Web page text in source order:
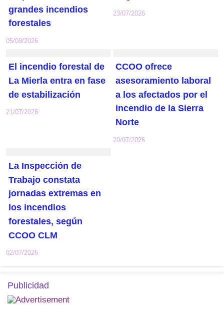
grandes incendios
forestales
05/08/2026
23/07/2026
El incendio forestal de
La Mierla entra en fase
de estabilización
21/07/2026
CCOO ofrece
asesoramiento laboral
a los afectados por el
incendio de la Sierra
Norte
20/07/2026
La Inspección de
Trabajo constata
jornadas extremas en
los incendios
forestales, según
CCOO CLM
02/07/2026
Publicidad